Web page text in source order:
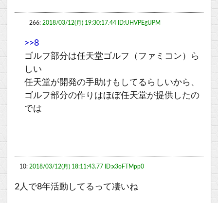
266: 2018/03/12(月) 19:30:17.44 ID:UHVPEgUPM
>>8
ゴルフ部分は任天堂ゴルフ（ファミコン）ら
しい
任天堂が開発の手助けもしてるらしいから、
ゴルフ部分の作りはほぼ任天堂が提供したの
では
10: 2018/03/12(月) 18:11:43.77 ID:x3oFTMpp0
2人で8年活動してるって凄いね